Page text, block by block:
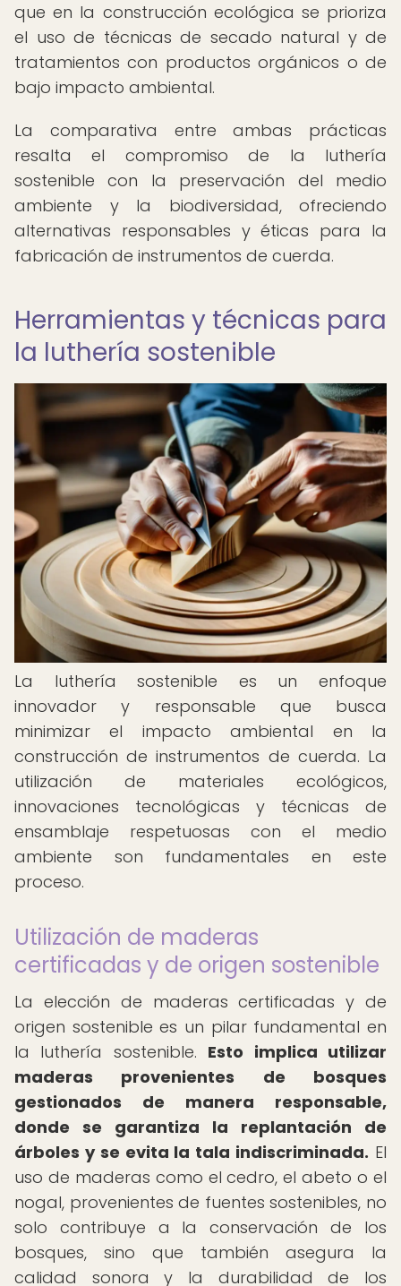
que en la construcción ecológica se prioriza
el uso de técnicas de secado natural y de
tratamientos con productos orgánicos o de
bajo impacto ambiental.
La comparativa entre ambas prácticas
resalta el compromiso de la luthería
sostenible con la preservación del medio
ambiente y la biodiversidad, ofreciendo
alternativas responsables y éticas para la
fabricación de instrumentos de cuerda.
Herramientas y técnicas para
la luthería sostenible
La luthería sostenible es un enfoque
innovador y responsable que busca
minimizar el impacto ambiental en la
construcción de instrumentos de cuerda. La
utilización de materiales ecológicos,
innovaciones tecnológicas y técnicas de
ensamblaje respetuosas con el medio
ambiente son fundamentales en este
proceso.
Utilización de maderas
certificadas y de origen sostenible
La elección de maderas certificadas y de
origen sostenible es un pilar fundamental en
la luthería sostenible. Esto implica utilizar
maderas provenientes de bosques
gestionados de manera responsable,
donde se garantiza la replantación de
árboles y se evita la tala indiscriminada. El
uso de maderas como el cedro, el abeto o el
nogal, provenientes de fuentes sostenibles, no
solo contribuye a la conservación de los
bosques, sino que también asegura la
calidad sonora y la durabilidad de los